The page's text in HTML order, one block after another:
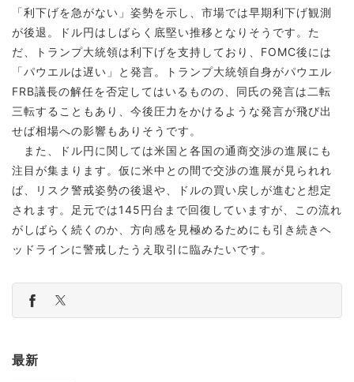
「利下げを急がない」姿勢を示し、市場では早期利下げ観測
が後退。ドル円はしばらく底堅い推移となりそうです。た
だ、トランプ大統領は利下げを支持しており、FOMC後には
「パウエルは遅い」と発言。トランプ大統領自身がパウエル
FRB議長の解任を否定してはいるものの、同氏の発言は二転
三転することもあり、今後圧力をかけるような発言が飛び出
せば相場への影響もありそうです。
また、ドル円に関しては米国と各国の通商交渉の進展にも
注目が集まります。仮に米中との間で交渉の進展が見られれ
ば、リスク警戒姿勢の後退や、ドルの買い戻しが進むと想定
されます。足元では145円台まで回復していますが、この流れ
がしばらく続くのか、方向感を見極めるためにも引き続きヘ
ッドラインに警戒したうえ取引に臨みたいです。
最新